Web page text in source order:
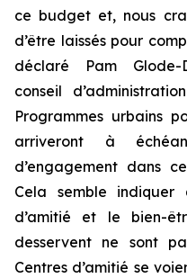
ce budget et, nous
d’être laissés pour
déclaré Pam Glode-
conseil
Programmes urbains
arriveront à
d’engagement dans
Cela semble
d’amitié et le bien-
desservent ne sont
Centres d’amitié se